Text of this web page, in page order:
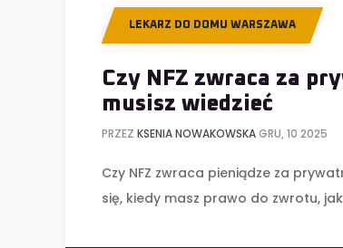
LEKARZ DO DOMU WARSZAWA
Czy NFZ zwraca za
musisz wiedzieć
PRZEZ KSENIA NOWAKOWSKAGRU, 10 2025
Czy NFZ zwraca pieniądze za
się, kiedy masz prawo do zwrotu,